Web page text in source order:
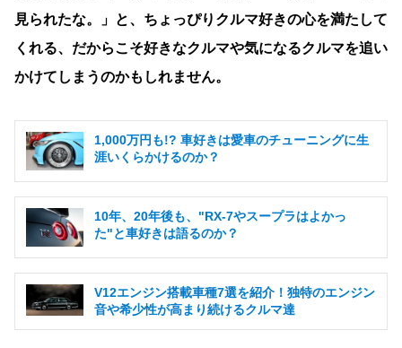
見られたな。」と、ちょっぴりクルマ好きの心を満たして
くれる、だからこそ好きなクルマや気になるクルマを追い
かけてしまうのかもしれません。
1,000万円も!? 車好きは愛車のチューニングに生
涯いくらかけるのか？
10年、20年後も、"RX-7やスープラはよかっ
た"と車好きは語るのか？
V12エンジン搭載車種7選を紹介！独特のエンジン
音や希少性が高まり続けるクルマ達